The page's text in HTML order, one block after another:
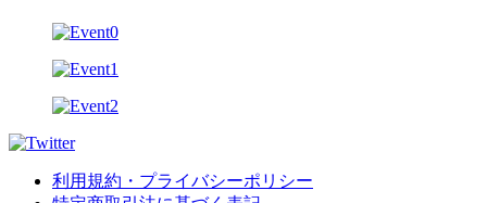
利用規約・プライバシーポリシー